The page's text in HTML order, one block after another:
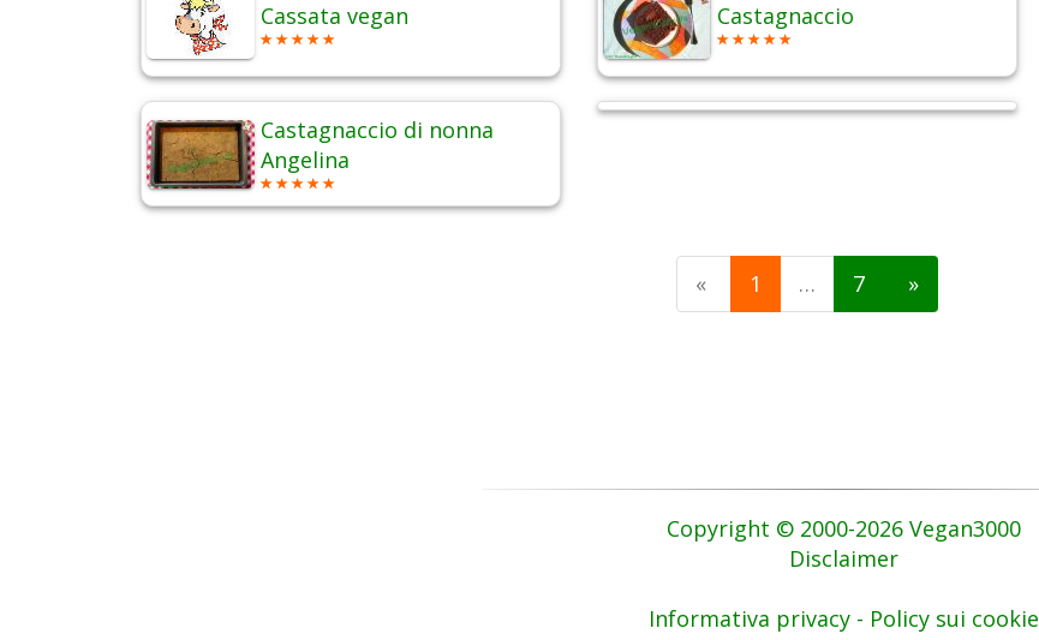
Cassata vegan Castagnaccio
Castagnaccio di nonna
Angelina
« 1 … 7 »
Copyright © 2000-2026 Vegan3000
Disclaimer
Informativa privacy - Policy sui cookie